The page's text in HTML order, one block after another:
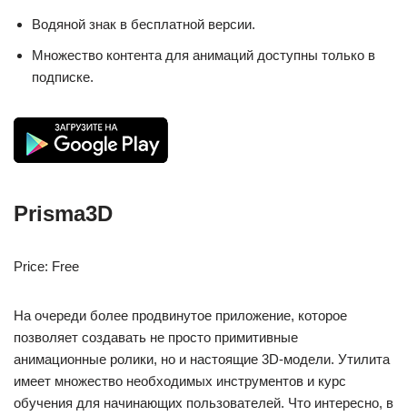
Водяной знак в бесплатной версии.
Множество контента для анимаций доступны только в
подписке.
Prisma3D
Price: Free
На очереди более продвинутое приложение, которое
позволяет создавать не просто примитивные
анимационные ролики, но и настоящие 3D-модели. Утилита
имеет множество необходимых инструментов и курс
обучения для начинающих пользователей. Что интересно, в